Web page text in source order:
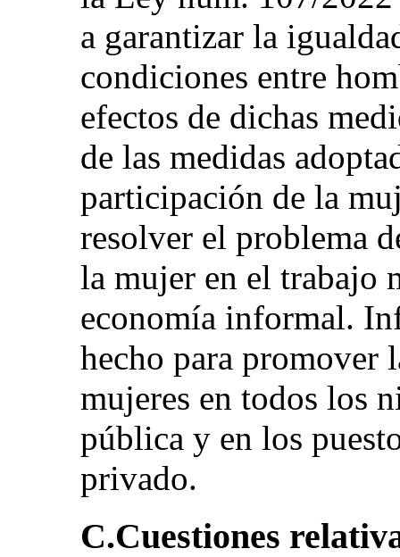
a garantizar la
condiciones entre
efectos de dichas
de las medidas
participación de la
resolver el problema
la mujer en el trabajo
economía informal.
hecho para promover
mujeres en todos los
pública y en los
privado.
C.Cuestiones